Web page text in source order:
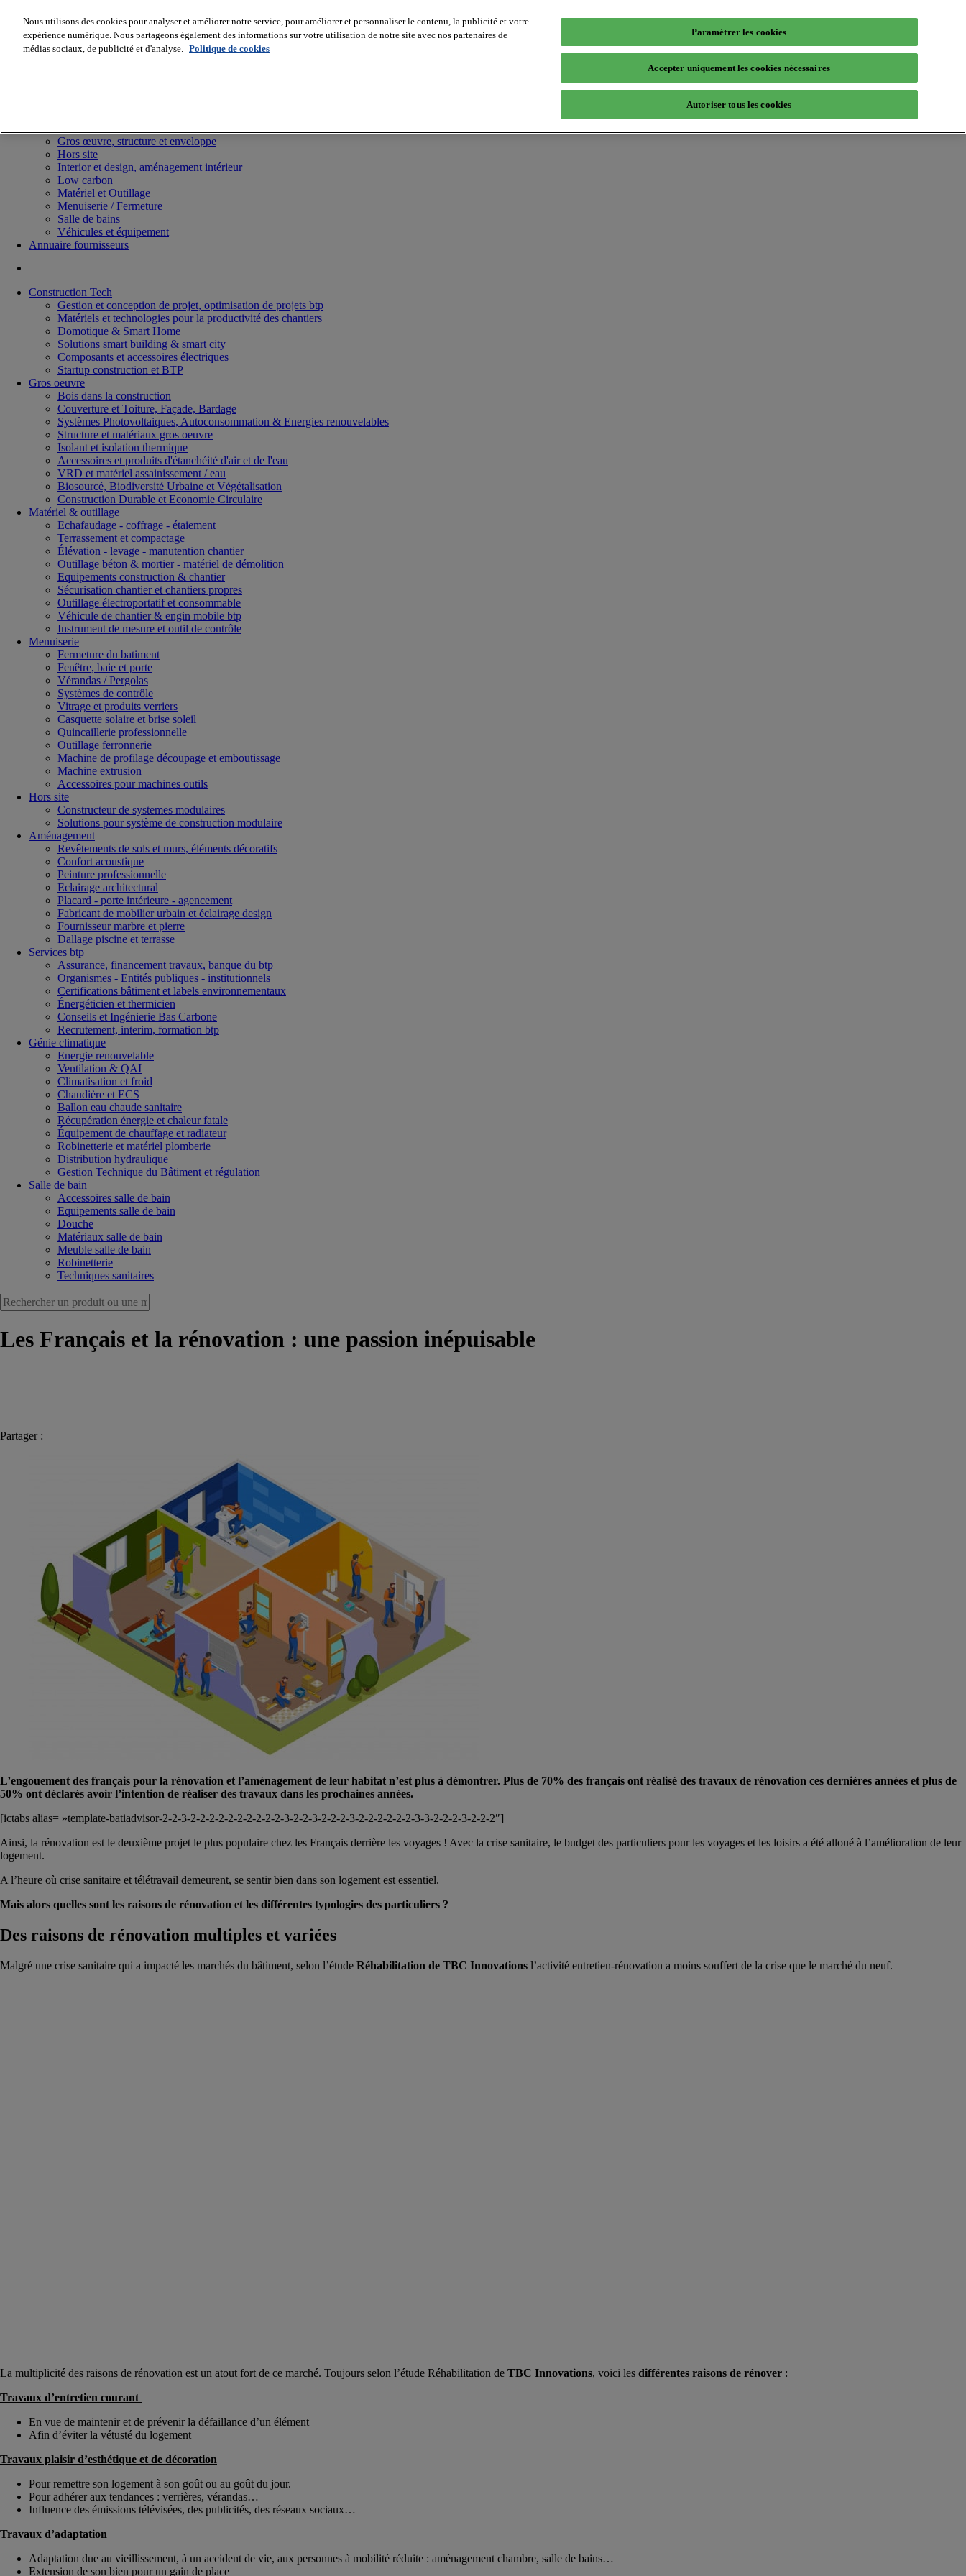
Gros œuvre, structure et enveloppe
Hors site
Interior et design, aménagement intérieur
Low carbon
Matériel et Outillage
Menuiserie / Fermeture
Salle de bains
Véhicules et équipement
Annuaire fournisseurs
Construction Tech
Gestion et conception de projet, optimisation de projets btp
Matériels et technologies pour la productivité des chantiers
Domotique & Smart Home
Solutions smart building & smart city
Composants et accessoires électriques
Startup construction et BTP
Gros oeuvre
Bois dans la construction
Couverture et Toiture, Façade, Bardage
Systèmes Photovoltaiques, Autoconsommation & Energies renouvelables
Structure et matériaux gros oeuvre
Isolant et isolation thermique
Accessoires et produits d'étanchéité d'air et de l'eau
VRD et matériel assainissement / eau
Biosourcé, Biodiversité Urbaine et Végétalisation
Construction Durable et Economie Circulaire
Matériel & outillage
Echafaudage - coffrage - étaiement
Terrassement et compactage
Élévation - levage - manutention chantier
Outillage béton & mortier - matériel de démolition
Equipements construction & chantier
Sécurisation chantier et chantiers propres
Outillage électroportatif et consommable
Véhicule de chantier & engin mobile btp
Instrument de mesure et outil de contrôle
Menuiserie
Fermeture du batiment
Fenêtre, baie et porte
Vérandas / Pergolas
Systèmes de contrôle
Vitrage et produits verriers
Casquette solaire et brise soleil
Quincaillerie professionnelle
Outillage ferronnerie
Machine de profilage découpage et emboutissage
Machine extrusion
Accessoires pour machines outils
Hors site
Constructeur de systemes modulaires
Solutions pour système de construction modulaire
Aménagement
Revêtements de sols et murs, éléments décoratifs
Confort acoustique
Peinture professionnelle
Eclairage architectural
Placard - porte intérieure - agencement
Fabricant de mobilier urbain et éclairage design
Fournisseur marbre et pierre
Dallage piscine et terrasse
Services btp
Assurance, financement travaux, banque du btp
Organismes - Entités publiques - institutionnels
Certifications bâtiment et labels environnementaux
Énergéticien et thermicien
Conseils et Ingénierie Bas Carbone
Recrutement, interim, formation btp
Génie climatique
Energie renouvelable
Ventilation & QAI
Climatisation et froid
Chaudière et ECS
Ballon eau chaude sanitaire
Récupération énergie et chaleur fatale
Équipement de chauffage et radiateur
Robinetterie et matériel plomberie
Distribution hydraulique
Gestion Technique du Bâtiment et régulation
Salle de bain
Accessoires salle de bain
Equipements salle de bain
Douche
Matériaux salle de bain
Meuble salle de bain
Robinetterie
Techniques sanitaires
Les Français et la rénovation : une passion inépuisable
Partager :
L’engouement des français pour la rénovation et l’aménagement de leur habitat n’est plus à démontrer. Plus de 70% des français ont réalisé des travaux de rénovation ces dernières années et plus de
50% ont déclarés avoir l’intention de réaliser des travaux dans les prochaines années.
[ictabs alias= »template-batiadvisor-2-2-3-2-2-2-2-2-2-2-2-2-2-3-2-2-3-2-2-2-3-2-2-2-2-2-2-3-3-2-2-2-3-2-2-2″]
Ainsi, la rénovation est le deuxième projet le plus populaire chez les Français derrière les voyages ! Avec la crise sanitaire, le budget des particuliers pour les voyages et les loisirs a été alloué à l’amélioration de leur
logement.
A l’heure où crise sanitaire et télétravail demeurent, se sentir bien dans son logement est essentiel.
Mais alors quelles sont les raisons de rénovation et les différentes typologies des particuliers ?
Des raisons de rénovation multiples et variées
Malgré une crise sanitaire qui a impacté les marchés du bâtiment, selon l’étude Réhabilitation de TBC Innovations l’activité entretien-rénovation a moins souffert de la crise que le marché du neuf.
La multiplicité des raisons de rénovation est un atout fort de ce marché. Toujours selon l’étude Réhabilitation de TBC Innovations, voici les différentes raisons de rénover :
Travaux d’entretien courant
En vue de maintenir et de prévenir la défaillance d’un élément
Afin d’éviter la vétusté du logement
Travaux plaisir d’esthétique et de décoration
Pour remettre son logement à son goût ou au goût du jour.
Pour adhérer aux tendances : verrières, vérandas…
Influence des émissions télévisées, des publicités, des réseaux sociaux…
Travaux d’adaptation
Adaptation due au vieillissement, à un accident de vie, aux personnes à mobilité réduite : aménagement chambre, salle de bains…
Extension de son bien pour un gain de place
Nous utilisons des cookies pour analyser et améliorer notre service, pour améliorer et personnaliser le contenu, la publicité et votre
expérience numérique. Nous partageons également des informations sur votre utilisation de notre site avec nos partenaires de
médias sociaux, de publicité et d'analyse. Politique de cookies
Paramétrer les cookies
Accepter uniquement les cookies nécessaires
Autoriser tous les cookies